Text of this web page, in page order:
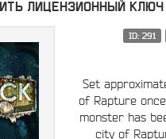
лицензионный
ID: 291
Set
of Rapture
monster has
city of